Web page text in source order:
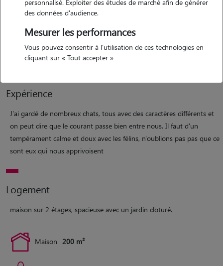
particulièrement les chats. J'en ai toujours eu à mes cotés et
actuellement j'en possède 2 adorables. Je connais bien leur
comportement et leur "language". Je suis calme et attentionnée et je
calins.
Expérience
J'ai gardé de nombreux chats, tous avec des caractères différents et
on peut dire que le courant passe bien entre nous. Il faut d'un
tempérament calme et doux avec les félins, n'oublions pas pas que ce
sont eux qui nous apprivoisent
Logement
maison sur 2 étages, spacieuse avec un jardin cloturé.
Maison 200 m²
personnalisé. Exploiter des études de marché afin de générer
des données d'audience.
Mesurer les performances
Vous pouvez consentir à l'utilisation de ces technologies en
cliquant sur « Tout accepter »